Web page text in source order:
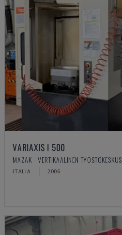
VARIAXIS I 500
MAZAK - VERTIKAALINEN TYÖSTÖKESKUS
ITALIA 2006